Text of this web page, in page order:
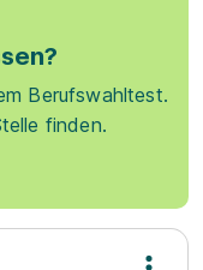
Berufswahltest.
finden.